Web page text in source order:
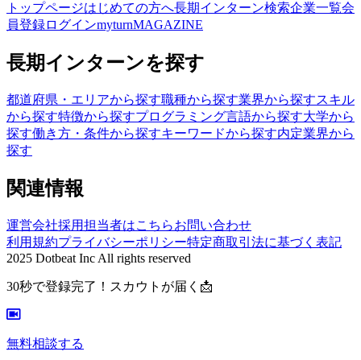
トップページはじめての方へ長期インターン検索企業一覧会
員登録ログインmyturnMAGAZINE
長期インターンを探す
都道府県・エリアから探す職種から探す業界から探すスキル
から探す特徴から探すプログラミング言語から探す大学から
探す働き方・条件から探すキーワードから探す内定業界から
探す
関連情報
運営会社採用担当者はこちらお問い合わせ
利用規約プライバシーポリシー特定商取引法に基づく表記
2025 Dotbeat Inc All rights reserved
30秒で登録完了！スカウトが届く📩
無料相談する